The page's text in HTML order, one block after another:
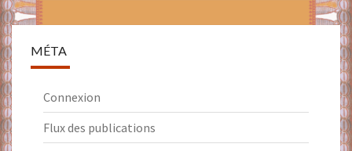
MÉTA
Connexion
Flux des publications